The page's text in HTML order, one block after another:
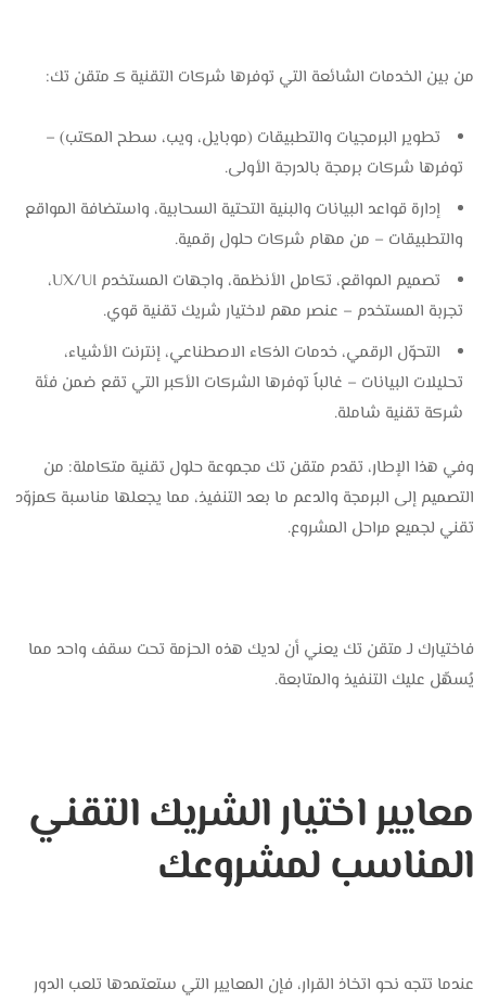
من بين الخدمات الشائعة التي توفرها شركات التقنية كـ متقن تك:
تطوير البرمجيات والتطبيقات (موبايل، ويب، سطح المكتب) –
توفرها شركات برمجة بالدرجة الأولى.
إدارة قواعد البيانات والبنية التحتية السحابية، واستضافة المواقع
والتطبيقات – من مهام شركات حلول رقمية.
تصميم المواقع، تكامل الأنظمة، واجهات المستخدم UX/UI،
تجربة المستخدم – عنصر مهم لاختيار شريك تقنية قوي.
التحوّل الرقمي، خدمات الذكاء الاصطناعي، إنترنت الأشياء،
تحليلات البيانات – غالباً توفرها الشركات الأكبر التي تقع ضمن فئة
شركة تقنية شاملة.
وفي هذا الإطار، تقدم ‎متقن تك‎ مجموعة حلول تقنية متكاملة: من
التصميم إلى البرمجة والدعم ما بعد التنفيذ، مما يجعلها مناسبة كمزوّد
تقني لجميع مراحل المشروع.
فاختيارك لـ متقن تك يعني أن لديك هذه الحزمة تحت سقف واحد مما
يُسهّل عليك التنفيذ والمتابعة.
معايير اختيار الشريك التقني
المناسب لمشروعك
عندما تتجه نحو اتخاذ القرار، فإن المعايير التي ستعتمدها تلعب الدور